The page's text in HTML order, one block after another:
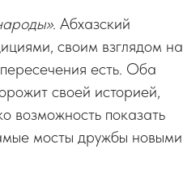
. Абхазский
своим взглядом на
есть. Оба
своей историей,
возможность показать
мосты дружбы новыми